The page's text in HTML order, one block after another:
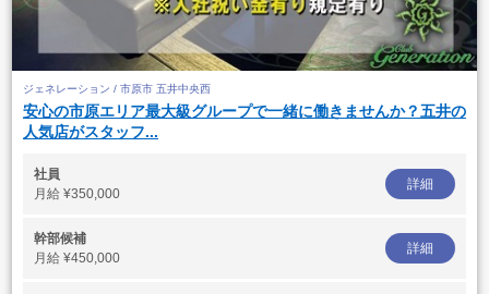
ジェネレーション / 市原市 五井中央西
安心の市原エリア最大級グループで一緒に働きませんか？五井の
人気店がスタッフ...
社員
月給 ¥350,000
詳細
幹部候補
月給 ¥450,000
詳細